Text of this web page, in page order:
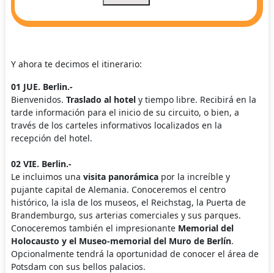
Y ahora te decimos el itinerario:
01 JUE. Berlin.-
Bienvenidos. Traslado al hotely tiempo libre. Recibirá en la
tarde información para el inicio de su circuito, o bien, a
través de los carteles informativos localizados en la
recepción del hotel.
02 VIE. Berlin.-
Le incluimos una visita panorámicapor la increíble y
pujante capital de Alemania. Conoceremos el centro
histórico, la isla de los museos, el Reichstag, la Puerta de
Brandemburgo, sus arterias comerciales y sus parques.
Conoceremos también el impresionanteMemorial del
Holocausto y el Museo-memorial del Muro de Berlín.
Opcionalmente tendrá la oportunidad de conocer el área de
Potsdam con sus bellos palacios.